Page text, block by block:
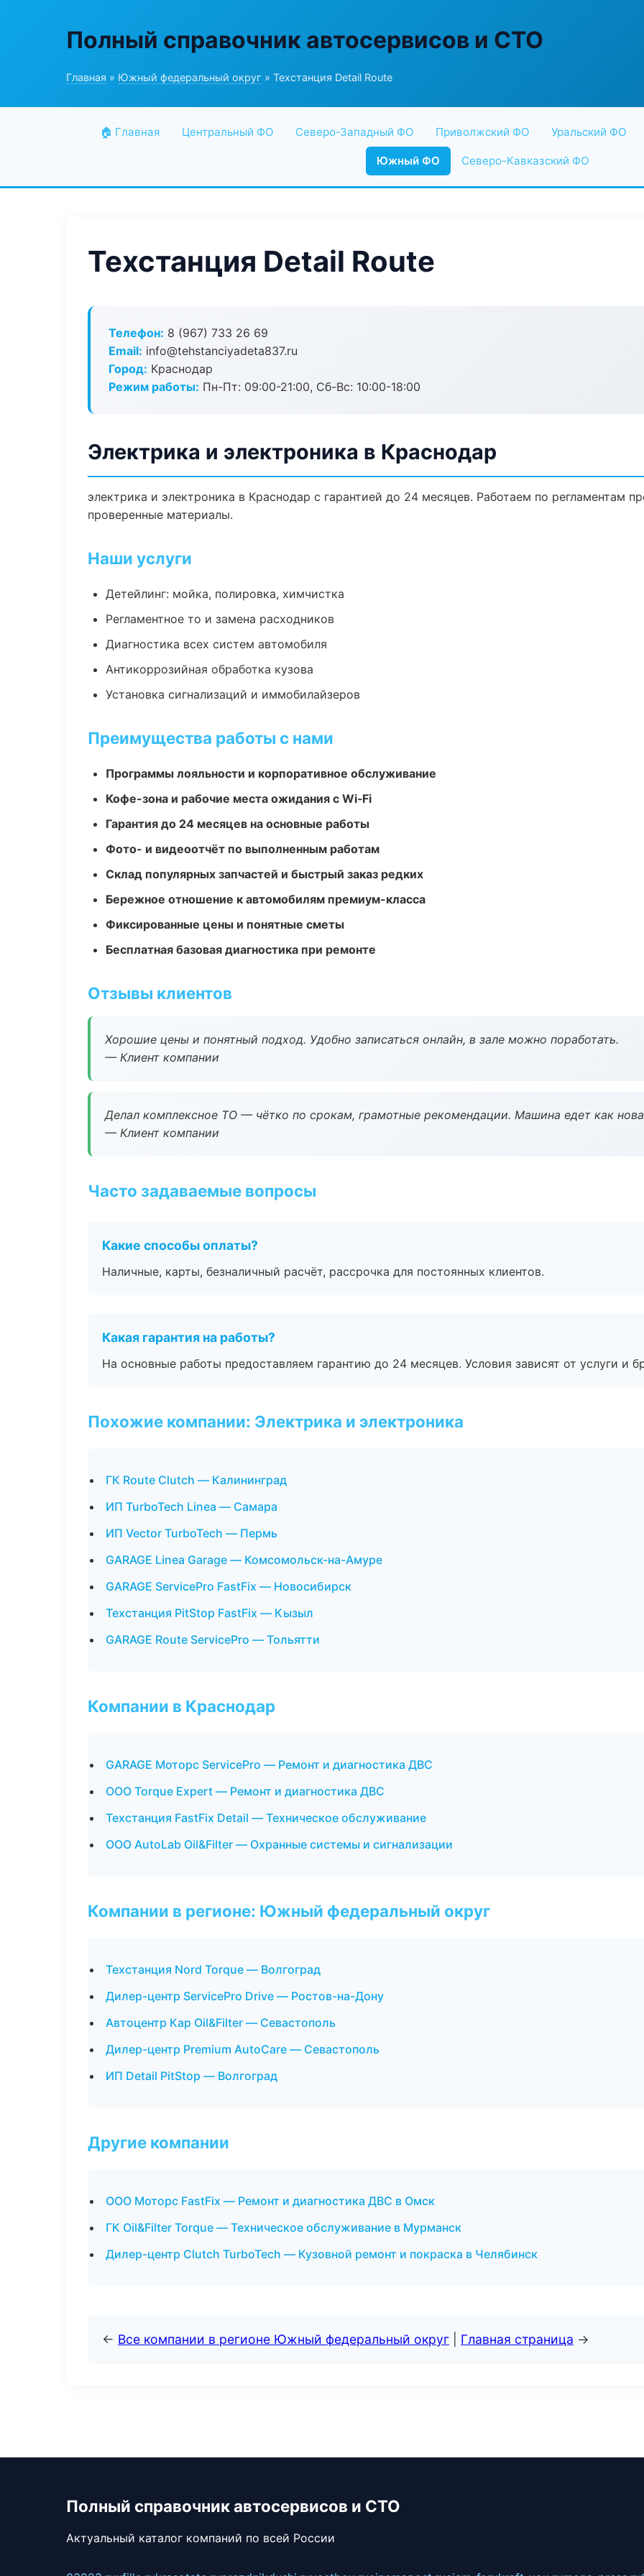
Полный справочник автосервисов и СТО
Главная » Южный федеральный округ » Техстанция Detail Route
🏠 Главная Центральный ФО Северо-Западный ФО Приволжский ФО Уральский ФО
Южный ФО Северо-Кавказский ФО
Техстанция Detail Route
Телефон: 8 (967) 733 26 69
Email: info@tehstanciyadeta837.ru
Город: Краснодар
Режим работы: Пн-Пт: 09:00-21:00, Сб-Вс: 10:00-18:00
Электрика и электроника в Краснодар
электрика и электроника в Краснодар с гарантией до 24 месяцев. Работаем по регламентам
проверенные материалы.
Наши услуги
Детейлинг: мойка, полировка, химчистка
Регламентное то и замена расходников
Диагностика всех систем автомобиля
Антикоррозийная обработка кузова
Установка сигнализаций и иммобилайзеров
Преимущества работы с нами
Программы лояльности и корпоративное обслуживание
Кофе-зона и рабочие места ожидания с Wi‑Fi
Гарантия до 24 месяцев на основные работы
Фото- и видеоотчёт по выполненным работам
Склад популярных запчастей и быстрый заказ редких
Бережное отношение к автомобилям премиум-класса
Фиксированные цены и понятные сметы
Бесплатная базовая диагностика при ремонте
Отзывы клиентов
Хорошие цены и понятный подход. Удобно записаться онлайн, в зале можно поработать.
— Клиент компании
Делал комплексное ТО — чётко по срокам, грамотные рекомендации. Машина едет как
— Клиент компании
Часто задаваемые вопросы
Какие способы оплаты?
Наличные, карты, безналичный расчёт, рассрочка для постоянных клиентов.
Какая гарантия на работы?
На основные работы предоставляем гарантию до 24 месяцев. Условия зависят от услуги и
Похожие компании: Электрика и электроника
ГК Route Clutch — Калининград
ИП TurboTech Linea — Самара
ИП Vector TurboTech — Пермь
GARAGE Linea Garage — Комсомольск-на-Амуре
GARAGE ServicePro FastFix — Новосибирск
Техстанция PitStop FastFix — Кызыл
GARAGE Route ServicePro — Тольятти
Компании в Краснодар
GARAGE Моторс ServicePro — Ремонт и диагностика ДВС
ООО Torque Expert — Ремонт и диагностика ДВС
Техстанция FastFix Detail — Техническое обслуживание
ООО AutoLab Oil&Filter — Охранные системы и сигнализации
Компании в регионе: Южный федеральный округ
Техстанция Nord Torque — Волгоград
Дилер-центр ServicePro Drive — Ростов-на-Дону
Автоцентр Кар Oil&Filter — Севастополь
Дилер-центр Premium AutoCare — Севастополь
ИП Detail PitStop — Волгоград
Другие компании
ООО Моторс FastFix — Ремонт и диагностика ДВС в Омск
ГК Oil&Filter Torque — Техническое обслуживание в Мурманск
Дилер-центр Clutch TurboTech — Кузовной ремонт и покраска в Челябинск
← Все компании в регионе Южный федеральный округ Главная страница →
Полный справочник автосервисов и СТО
Актуальный каталог компаний по всей России